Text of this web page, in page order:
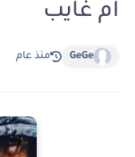
ام غايب
GeGe منذ عام